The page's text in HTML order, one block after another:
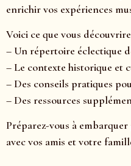
enrichir vos expériences
Voici ce que vous
– Un répertoire éclectique
– Le contexte historique et
– Des conseils pratiques
– Des ressources
Préparez-vous à
avec vos amis et votre